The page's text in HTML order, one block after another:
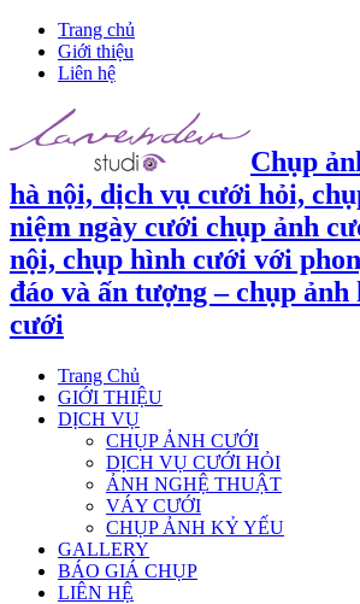
Trang chủ
Giới thiệu
Liên hệ
Chụp
hà nội, dịch vụ cưới hỏi,
niệm ngày cưới chụp ảnh
nội, chụp hình cưới với
đáo và ấn tượng – chụp
cưới
Trang Chủ
GIỚI THIỆU
DỊCH VỤ
CHỤP ẢNH CƯỚI
DỊCH VỤ CƯỚI HỎI
ẢNH NGHỆ THUẬT
VÁY CƯỚI
CHỤP ẢNH KỶ YẾU
GALLERY
BÁO GIÁ CHỤP
LIÊN HỆ